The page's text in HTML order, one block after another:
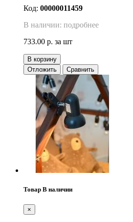
Код: 00000011459
В наличии: подробнее
733.00 р. за шт
В корзину
Отложить
Сравнить
Товар В наличии
×